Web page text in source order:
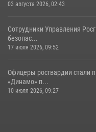
03 августа 2026, 02:43
Сотрудники Управления
безопас...
17 июля 2026, 09:52
Офицеры росгвардии стали
«Динамо» п...
10 июля 2026, 09:27